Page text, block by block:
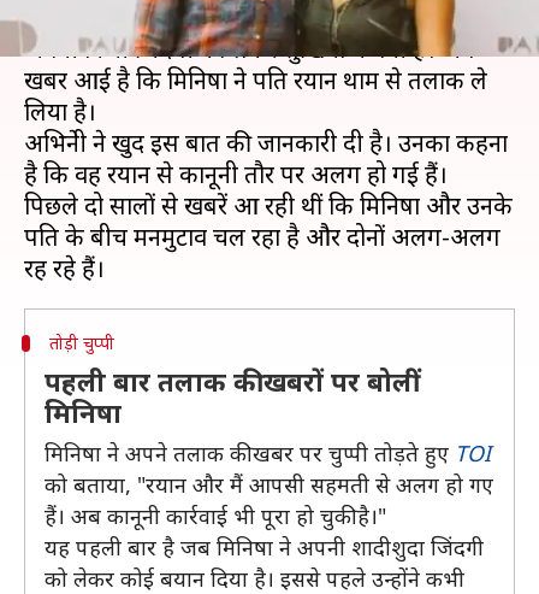
बॉलीवुड अभिनेत्री मिनिषा लांबा पिछले काफी समय से
अपनी निजी जिंदगी को लेकर सुर्खियों में बनी हैं। अब
खबर आई है कि मिनिषा ने पति रयान थाम से तलाक ले
लिया है।
अभिनेत्री ने खुद इस बात की जानकारी दी है। उनका कहना
है कि वह रयान से कानूनी तौर पर अलग हो गई हैं।
पिछले दो सालों से खबरें आ रही थीं कि मिनिषा और उनके
पति के बीच मनमुटाव चल रहा है और दोनों अलग-अलग
तोड़ी चुप्पी
पहली बार तलाक की खबरों पर बोलीं
मिनिषा
मिनिषा ने अपने तलाक की खबर पर चुप्पी तोड़ते हुए TOI
को बताया, "रयान और मैं आपसी सहमती से अलग हो गए
हैं। अब कानूनी कार्रवाई भी पूरा हो चुकी है।"
यह पहली बार है जब मिनिषा ने अपनी शादीशुदा जिंदगी
को लेकर कोई बयान दिया है। इससे पहले उन्होंने कभी